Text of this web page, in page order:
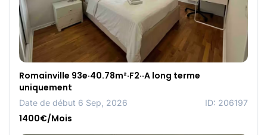
Romainville 93e·40.78m²·F2··A long terme
uniquement
Date de début 6 Sep, 2026 ID: 206197
1400€/Mois